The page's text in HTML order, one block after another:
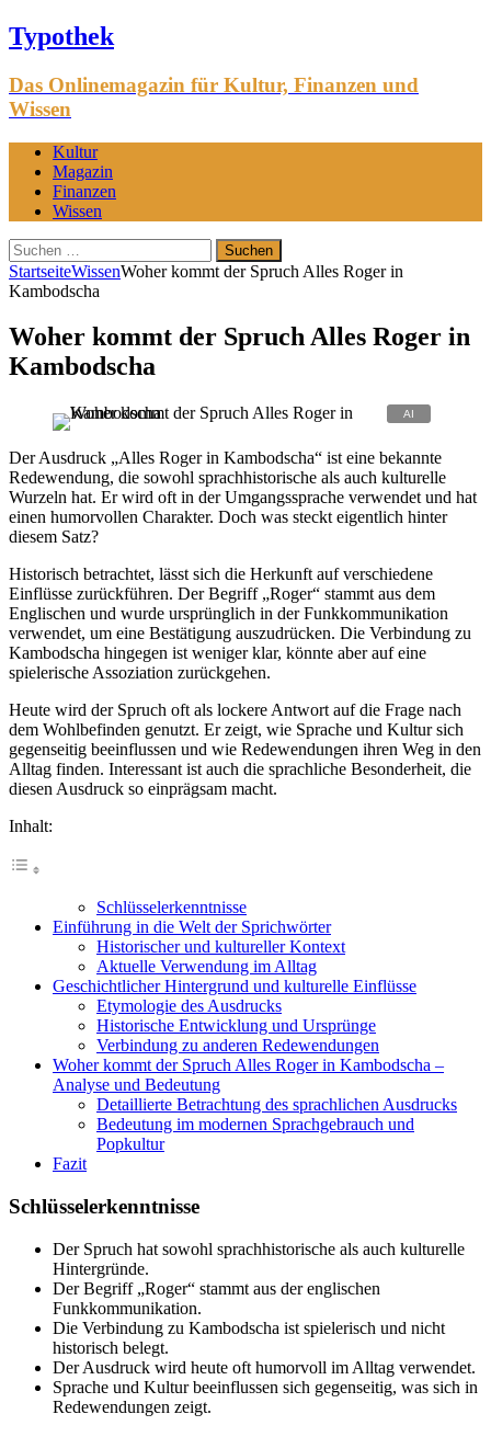
Typothek
Das Onlinemagazin für Kultur, Finanzen und
Wissen
Kultur
Magazin
Finanzen
Wissen
Suchen
nach:
StartseiteWissenWoher kommt der Spruch Alles Roger in
Kambodscha
Woher kommt der Spruch Alles Roger in
Kambodscha
Der Ausdruck „Alles Roger in Kambodscha“ ist eine bekannte
Redewendung, die sowohl sprachhistorische als auch kulturelle
Wurzeln hat. Er wird oft in der Umgangssprache verwendet und hat
einen humorvollen Charakter. Doch was steckt eigentlich hinter
diesem Satz?
Historisch betrachtet, lässt sich die Herkunft auf verschiedene
Einflüsse zurückführen. Der Begriff „Roger“ stammt aus dem
Englischen und wurde ursprünglich in der Funkkommunikation
verwendet, um eine Bestätigung auszudrücken. Die Verbindung zu
Kambodscha hingegen ist weniger klar, könnte aber auf eine
spielerische Assoziation zurückgehen.
Heute wird der Spruch oft als lockere Antwort auf die Frage nach
dem Wohlbefinden genutzt. Er zeigt, wie Sprache und Kultur sich
gegenseitig beeinflussen und wie Redewendungen ihren Weg in den
Alltag finden. Interessant ist auch die sprachliche Besonderheit, die
diesen Ausdruck so einprägsam macht.
Inhalt:
Schlüsselerkenntnisse
Einführung in die Welt der Sprichwörter
Historischer und kultureller Kontext
Aktuelle Verwendung im Alltag
Geschichtlicher Hintergrund und kulturelle Einflüsse
Etymologie des Ausdrucks
Historische Entwicklung und Ursprünge
Verbindung zu anderen Redewendungen
Woher kommt der Spruch Alles Roger in Kambodscha –
Analyse und Bedeutung
Detaillierte Betrachtung des sprachlichen Ausdrucks
Bedeutung im modernen Sprachgebrauch und
Popkultur
Fazit
Schlüsselerkenntnisse
Der Spruch hat sowohl sprachhistorische als auch kulturelle
Hintergründe.
Der Begriff „Roger“ stammt aus der englischen
Funkkommunikation.
Die Verbindung zu Kambodscha ist spielerisch und nicht
historisch belegt.
Der Ausdruck wird heute oft humorvoll im Alltag verwendet.
Sprache und Kultur beeinflussen sich gegenseitig, was sich in
Redewendungen zeigt.